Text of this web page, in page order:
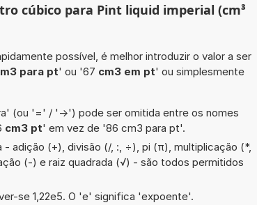
cúbico para Pint liquid imperial (cm³
possível, é melhor introduzir o valor a ser
para pt' ou '67 cm3 em pt' ou simplesmente
(ou '=' / '->') pode ser omitida entre os nomes
cm3 pt' em vez de '86 cm3 para pt'.
adição (+), divisão (/, :, ÷), pi (π), multiplicação (*,
(-) e raiz quadrada (√) - são todos permitidos
se 1,22e5. O 'e' significa 'expoente'.